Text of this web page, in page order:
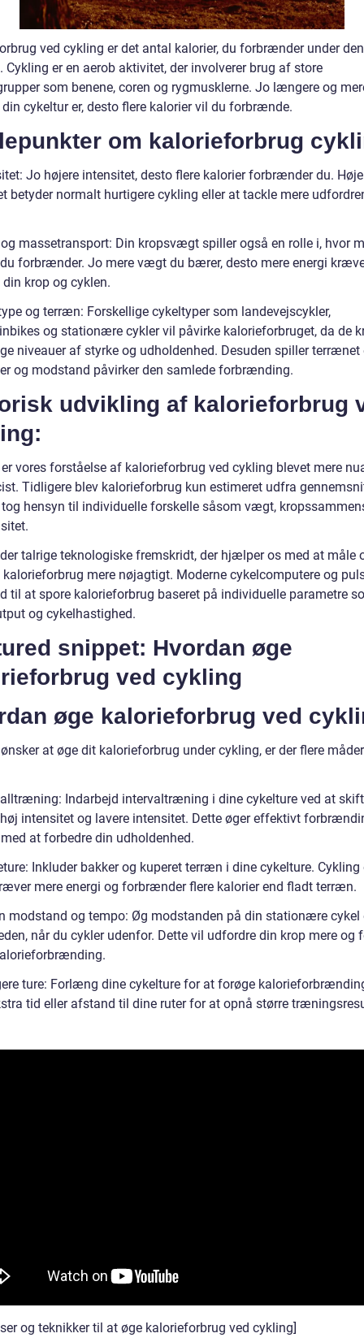
ved cykling er det antal kalorier, du forbrænder under
Cykling er en aerob aktivitet, der involverer brug af store
som benene, coren og rygmusklerne. Jo længere og
cykeltur er, desto flere kalorier vil du forbrænde.
om kalorieforbrug
Jo højere intensitet, desto flere kalorier forbrænder du.
betyder normalt hurtigere cykling eller at tackle mere
massetransport: Din kropsvægt spiller også en rolle i, hvor
forbrænder. Jo mere vægt du bærer, desto mere energi
krop og cyklen.
og terræn: Forskellige cykeltyper som landevejscykler,
og stationære cykler vil påvirke kalorieforbruget, da de
niveauer af styrke og udholdenhed. Desuden spiller terrænet
og modstand påvirker den samlede forbrænding.
udvikling af kalorieforbrug
vores forståelse af kalorieforbrug ved cykling blevet mere
Tidligere blev kalorieforbrug kun estimeret udfra
tog hensyn til individuelle forskelle såsom vægt,
talrige teknologiske fremskridt, der hjælper os med at måle
kalorieforbrug mere nøjagtigt. Moderne cykelcomputere og
til at spore kalorieforbrug baseret på individuelle parametre
og cykelhastighed.
snippet: Hvordan øge
ved cykling
øge kalorieforbrug ved
at øge dit kalorieforbrug under cykling, er der flere
Indarbejd intervaltræning i dine cykelture ved at
intensitet og lavere intensitet. Dette øger effektivt
at forbedre din udholdenhed.
Inkluder bakker og kuperet terræn i dine cykelture. Cykling
mere energi og forbrænder flere kalorier end fladt terræn.
modstand og tempo: Øg modstanden på din stationære cykel
når du cykler udenfor. Dette vil udfordre din krop mere og
ture: Forlæng dine cykelture for at forøge
tid eller afstand til dine ruter for at opnå større
og teknikker til at øge kalorieforbrug ved cykling]